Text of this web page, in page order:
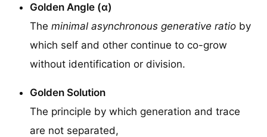
Golden Angle (α)
The minimal asynchronous generative ratio by
which self and other continue to co-grow
without identification or division.
Golden Solution
The principle by which generation and trace
are not separated,